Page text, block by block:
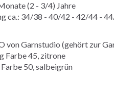
(2 - 3/4) Jahre
ca.: 34/38 - 40/42 - 42/44 -
von Garnstudio (gehört zur
Farbe 45, zitrone
50, salbeigrün